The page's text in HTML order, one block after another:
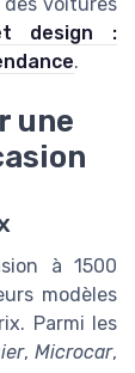
design :
.
une
à 1500
modèles
Parmi les
, Microcar,